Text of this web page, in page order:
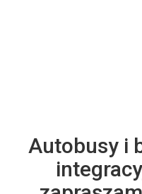
Autobusy i